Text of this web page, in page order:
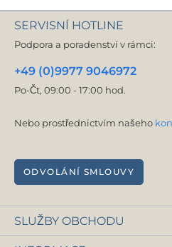
SERVISNÍ HOTLINE
Podpora a poradenství v rámci:
+49 (0)9977 9046972
Po-Čt, 09:00 - 17:00 hod.
Nebo prostřednictvím našeho
ODVOLÁNÍ SMLOUVY
SLUŽBY OBCHODU